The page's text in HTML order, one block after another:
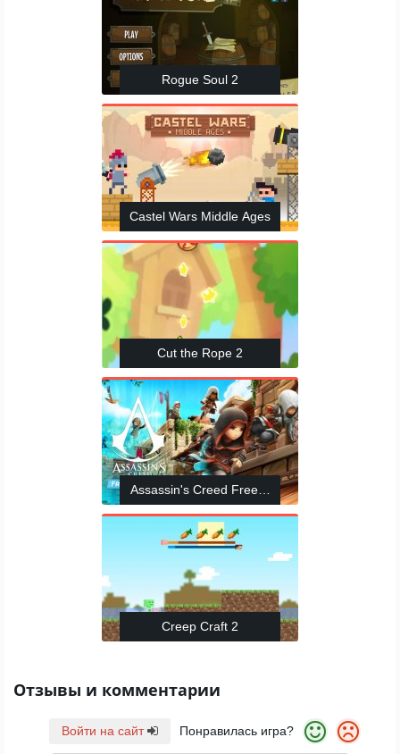
Rogue Soul 2
Castel Wars Middle Ages
Cut the Rope 2
Assassin's Creed Freerunners
Creep Craft 2
Отзывы и комментарии
Войти на сайт Понравилась игра?